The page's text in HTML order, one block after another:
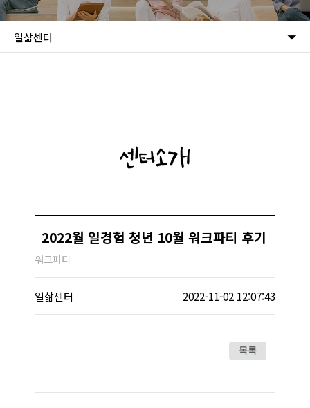
일삶센터
센터소개
2022월 일경험 청년 10월 워크파티 후기
워크파티
일삶센터 2022-11-02 12:07:43
목록